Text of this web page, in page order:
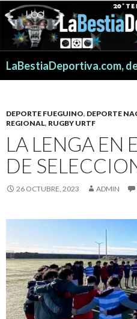
DEPORTE FUEGUINO, DEPORTE
REGIONAL, RUGBY URTF
LA LENGA EN
DE
26 OCTUBRE, 2023 ADMIN